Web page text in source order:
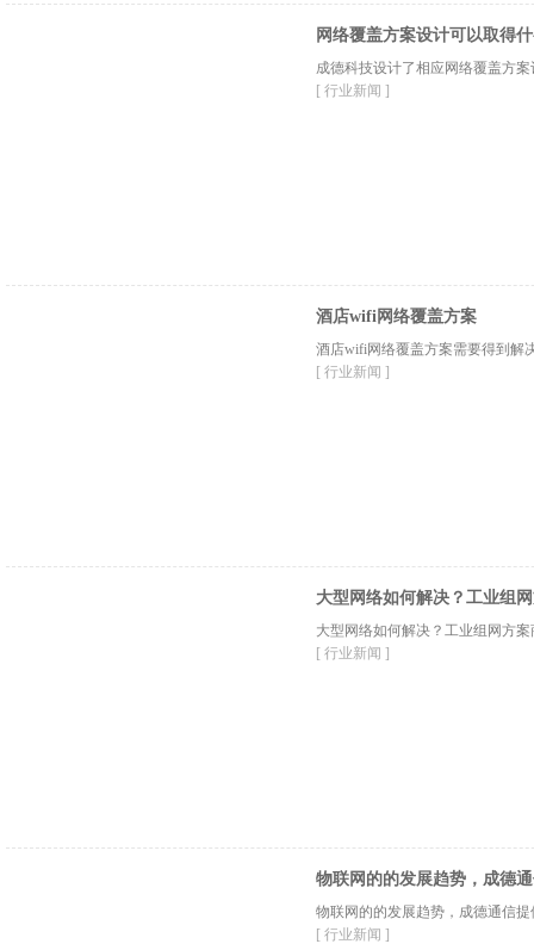
网络覆盖方案设计可以取得
成德科技设计了相应网络覆盖方
[ 行业新闻 ]
酒店wifi网络覆盖方案
酒店wifi网络覆盖方案需要得到解
[ 行业新闻 ]
大型网络如何解决？工业组
大型网络如何解决？工业组网方
[ 行业新闻 ]
物联网的的发展趋势，成德
物联网的的发展趋势，成德通信
[ 行业新闻 ]